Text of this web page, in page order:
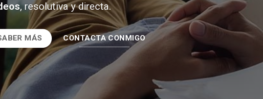
, resolutiva y directa.
MÁS CONTACTA CONMIGO